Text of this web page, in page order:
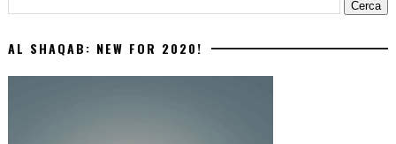
AL SHAQAB: NEW FOR 2020!